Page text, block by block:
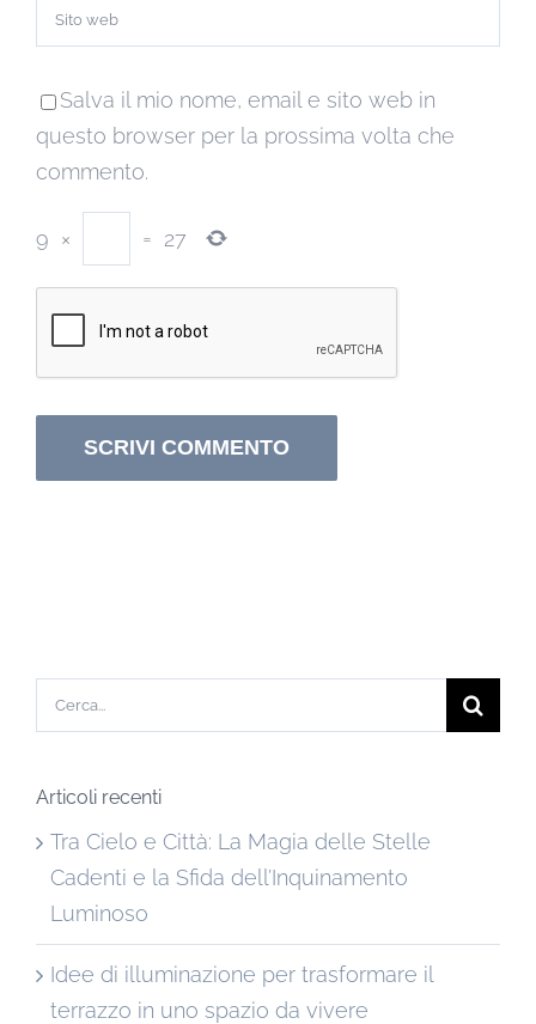
Salva il mio nome, email e sito web in
questo browser per la prossima volta che
commento.
9 × = 27
Cerca
per:
Articoli recenti
Tra Cielo e Città: La Magia delle Stelle
Cadenti e la Sfida dell’Inquinamento
Luminoso
Idee di illuminazione per trasformare il
terrazzo in uno spazio da vivere